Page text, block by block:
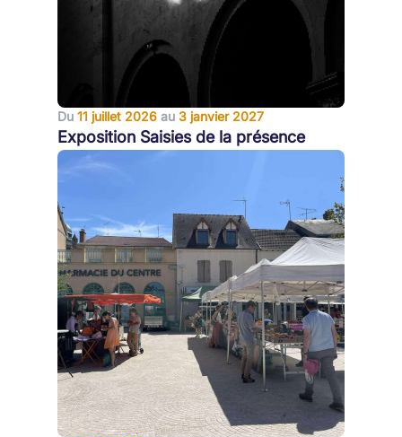
Du 11 juillet 2026 au 3 janvier 2027
Exposition Saisies de la présence